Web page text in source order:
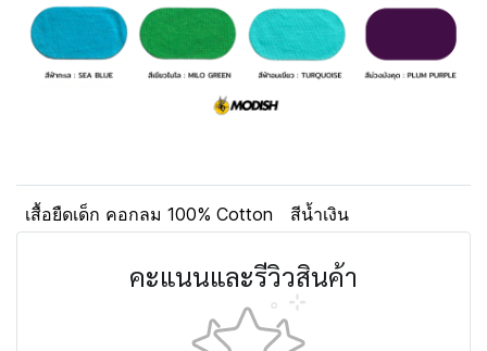
เสื้อยืดเด็ก คอกลม 100% Cotton สีน้ำเงิน
คะแนนและรีวิวสินค้า